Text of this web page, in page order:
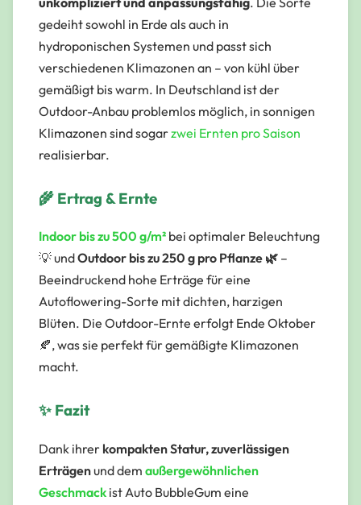
gedeiht sowohl in Erde als auch in
hydroponischen Systemen und passt sich
verschiedenen Klimazonen an – von kühl über
gemäßigt bis warm. In Deutschland ist der
Outdoor-Anbau problemlos möglich, in sonnigen
Klimazonen sind sogarzwei Ernten pro Saison
realisierbar.
🌾 Ertrag & Ernte
Indoor bis zu 500 g/m² bei optimaler Beleuchtung
💡 undOutdoor bis zu 250 g pro Pflanze 🌿 –
Beeindruckend hohe Erträge für eine
Autoflowering-Sorte mit dichten, harzigen
Blüten. Die Outdoor-Ernte erfolgt Ende Oktober
🍂, was sie perfekt für gemäßigte Klimazonen
macht.
✨ Fazit
Dank ihrer kompakten Statur, zuverlässigen
Erträgenund dem außergewöhnlichen
Geschmack ist Auto BubbleGum eine